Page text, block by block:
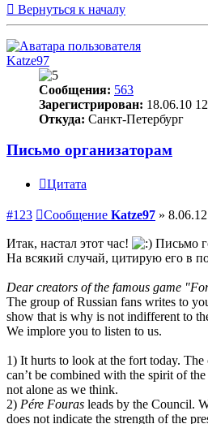
Вернуться к началу
Katze97
Сообщения: 563
Зарегистрирован: 18.06.10
Откуда: Санкт-Петербург
Письмо организаторам
Цитата
#123 Сообщение Katze97 »
Итак, настал этот час!
Письмо
На всякий случай, цитирую его в
Dear creators of the famous game
The group of Russian fans writes to
show that is why is not indifferent to
We implore you to listen to us.
1) It hurts to look at the fort today.
can’t be combined with the spirit of
not alone as we think.
2) Pére Fouras leads by the Council.
does not indicate the strength of the